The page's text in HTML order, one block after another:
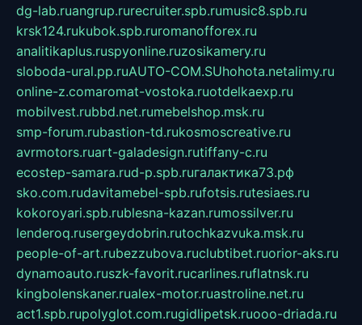
dg-lab.ruangrup.rurecruiter.spb.rumusic8.spb.ru
krsk124.rukubok.spb.ruromanofforex.ru
analitikaplus.ruspyonline.ruzosikamery.ru
sloboda-ural.pp.ruAUTO-COM.SUhohota.netalimy.ru
online-z.comaromat-vostoka.ruotdelkaexp.ru
mobilvest.rubbd.net.rumebelshop.msk.ru
smp-forum.rubastion-td.rukosmoscreative.ru
avrmotors.ruart-galadesign.rutiffany-c.ru
ecostep-samara.rud-p.spb.ruгалактика73.рф
sko.com.rudavitamebel-spb.rufotsis.rutesiaes.ru
kokoroyari.spb.rublesna-kazan.rumossilver.ru
lenderoq.rusergeydobrin.rutochkazvuka.msk.ru
people-of-art.rubezzubova.ruclubtibet.ruorior-aks.ru
dynamoauto.ruszk-favorit.rucarlines.ruflatnsk.ru
kingbolenskaner.rualex-motor.ruastroline.net.ru
act1.spb.rupolyglot.com.rugidlipetsk.ruooo-driada.ru